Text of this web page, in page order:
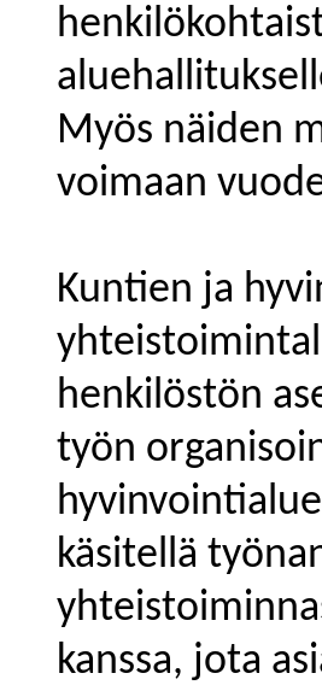
Myös näiden
voimaan
Kuntien ja
henkilöstön
työn
käsitellä
kanssa, jota